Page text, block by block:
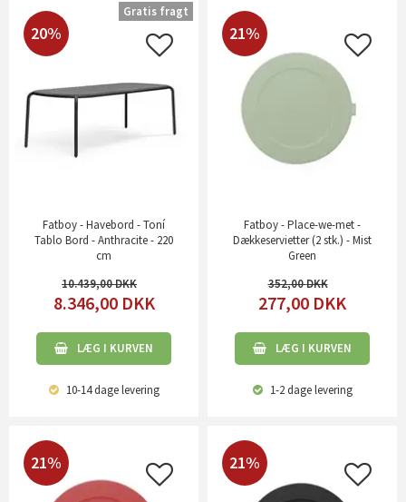
20%
Fatboy - Havebord - Toní
Tablo Bord - Anthracite - 220
cm
10.439,00
8.346,00 DKK
LÆG I KURVEN
10-14 dagelevering
Gratis fragt
21%
Fatboy - Place-we-met -
Dækkeservietter (2 stk.) - Mist
Green
352,00
277,00 DKK
LÆG I KURVEN
1-2 dagelevering
21% 21%